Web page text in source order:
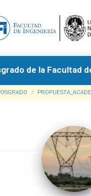
de la Facultad